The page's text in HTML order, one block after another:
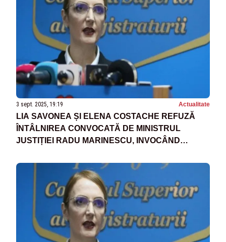
3 sept. 2025, 19:19 Actualitate
LIA SAVONEA ȘI ELENA COSTACHE REFUZĂ
ÎNTÂLNIREA CONVOCATĂ DE MINISTRUL
JUSTIȚIEI RADU MARINESCU, INVOCÂND
LEGAT DE PENSIILE SPECIALE